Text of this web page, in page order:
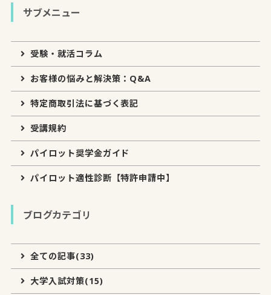
サブメニュー
受験・就活コラム
お客様の悩みと解決策：Q&A
特定商取引法に基づく表記
受講規約
パイロット奨学金ガイド
パイロット適性診断【特許申請中】
ブログカテゴリ
全ての記事(33)
大学入試対策(15)